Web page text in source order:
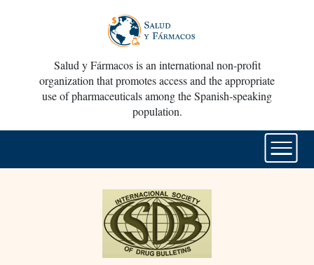
Salud y Fármacos is an international non-profit
organization that promotes access and the appropriate
use of pharmaceuticals among the Spanish-speaking
population.